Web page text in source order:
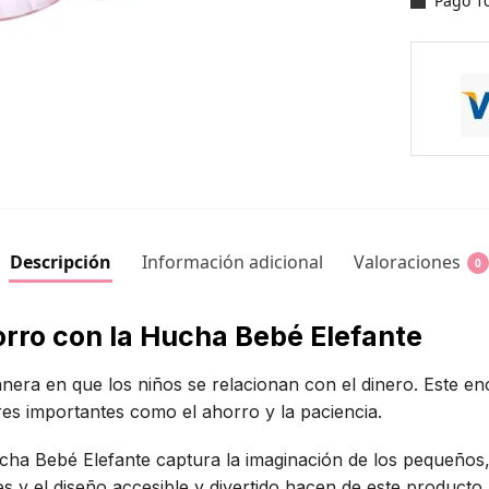
Descripción Información adicional Valoraciones 0
con la Hucha Bebé Elefante
en que los niños se relacionan con el dinero. Este
importantes como el ahorro y la paciencia.
Bebé Elefante captura la imaginación de los